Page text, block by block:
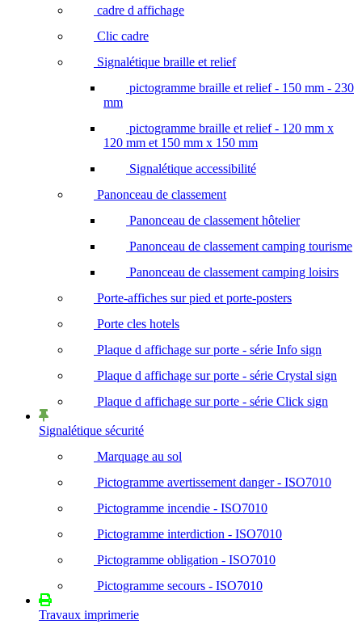
cadre d affichage
Clic cadre
Signalétique braille et relief
pictogramme braille et relief - 150 mm - 230
mm
pictogramme braille et relief - 120 mm x
120 mm et 150 mm x 150 mm
Signalétique accessibilité
Panonceau de classement
Panonceau de classement hôtelier
Panonceau de classement camping tourisme
Panonceau de classement camping loisirs
Porte-affiches sur pied et porte-posters
Porte cles hotels
Plaque d affichage sur porte - série Info sign
Plaque d affichage sur porte - série Crystal sign
Plaque d affichage sur porte - série Click sign
Signalétique sécurité
Marquage au sol
Pictogramme avertissement danger - ISO7010
Pictogramme incendie - ISO7010
Pictogramme interdiction - ISO7010
Pictogramme obligation - ISO7010
Pictogramme secours - ISO7010
Travaux imprimerie